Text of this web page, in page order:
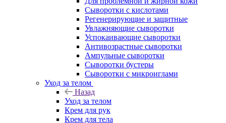
Сыворотки с кислотами
Регенерирующие и защитные
Увлажняющие сыворотки
Успокаивающие сыворотки
Антивозрастные сыворотки
Ампульные сыворотки
Сыворотки бустеры
Сыворотки с микроиглами
Уход за телом
Назад
Уход за телом
Крем для рук
Крем для тела